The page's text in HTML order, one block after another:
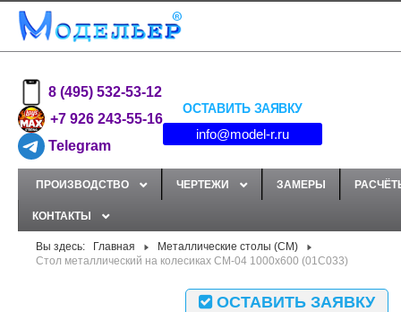
8 (495) 532-53-12
+7 926 243-55-16
Telegram
ОСТАВИТЬ ЗАЯВКУ
info@model-r.ru
ПРОИЗВОДСТВО ЧЕРТЕЖИ ЗАМЕРЫ
КОНТАКТЫ
Вы здесь: Главная
Металлические столы (СМ)
Стол металлический на колесиках СМ-04 1000x600 (01С033)
ОСТАВИТЬ ЗАЯВКУ